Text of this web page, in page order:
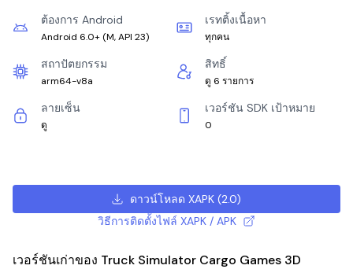
ต้องการ Android
Android 6.0+ (M, API 23)
เรทติ้งเนื้อหา
ทุกคน
สถาปัตยกรรม
arm64-v8a
สิทธิ์
ดู 6 รายการ
ลายเซ็น
ดู
เวอร์ชัน SDK เป้าหมาย
0
ดาวน์โหลด XAPK (2.0)
วิธีการติดตั้งไฟล์ XAPK / APK
เวอร์ชันเก่าของ Truck Simulator Cargo Games 3D